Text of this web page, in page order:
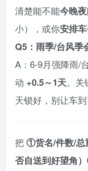
清楚能不能今晚
小），或你安排
Q5：雨季/台风季
A：6-9月强降雨/
动 +0.5～1天。关
天锁好，别让车到
把①货名/件数/总
否自送到好望角